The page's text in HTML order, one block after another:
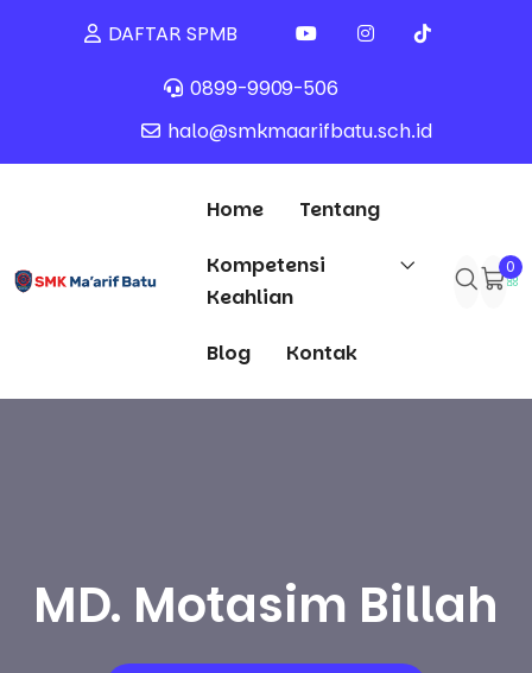
DAFTAR SPMB
0899-9909-506
halo@smkmaarifbatu.sch.id
Home Tentang
Kompetensi
Keahlian
Blog Kontak
0
MD. Motasim Billah